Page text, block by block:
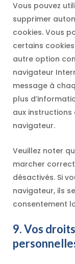
Vous pouvez
supprimer
cookies. Vous
certains
autre option
navigateur
message à
plus
aux
navigateur.
Veuillez noter
marcher
désactivés. Si
navigateur, ils
consentement
9. Vos